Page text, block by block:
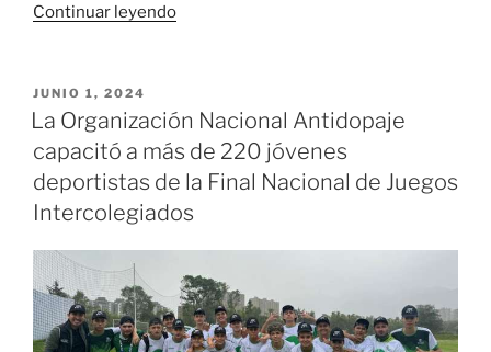
Continuar leyendo«El Reto
quinta
edición
llega
a
Cartagena»
PUBLICADO
EL
JUNIO 1, 2024
La Organización Nacional Antidopaje
capacitó a más de 220 jóvenes
deportistas de la Final Nacional de Juegos
Intercolegiados